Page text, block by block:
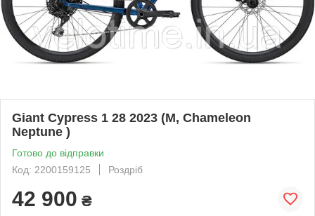
Giant Cypress 1 28 2023 (M, Chameleon
Neptune )
Готово до відправки
Код: 2200159125
Роздріб
42 900 ₴